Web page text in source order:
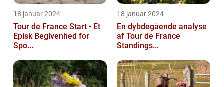
18 januar 2024
Tour de France Start - Et
Episk Begivenhed for
Spo...
18 januar 2024
En dybdegående analyse
af Tour de France
Standings...